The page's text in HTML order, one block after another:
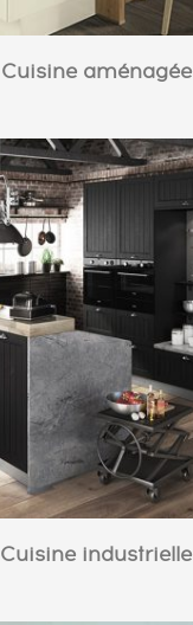
Cuisine aménagée
Cuisine industrielle